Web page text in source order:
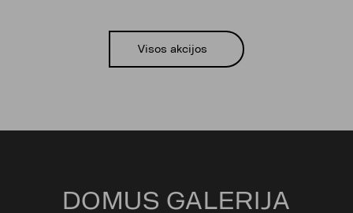
Visos akcijos
DOMUS GALERIJA